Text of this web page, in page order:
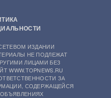
ИЗДАНИИ
НЕ ПОДЛЕЖАТ
ЛИЦАМИ БЕЗ
ЗА
СОДЕРЖАЩЕЙСЯ